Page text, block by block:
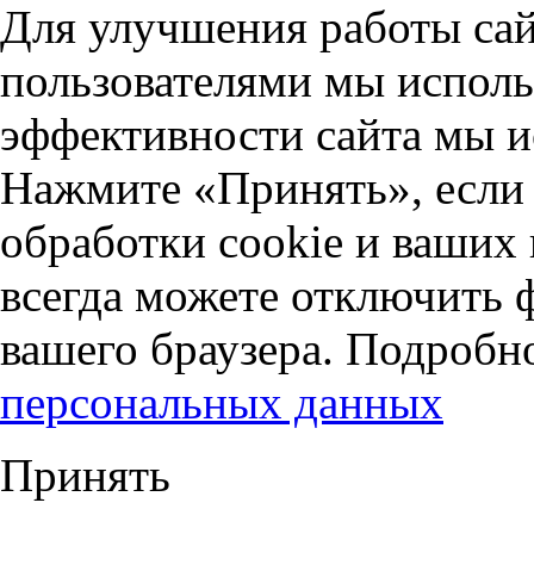
Для улучшения работы
пользователями мы
эффективности сайта мы
Нажмите «Принять», если
обработки cookie и
всегда можете отключить
вашего браузера.
персональных данных
Принять